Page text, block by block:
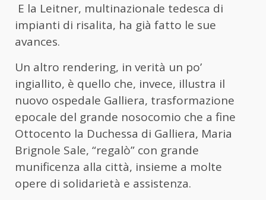
E la Leitner, multinazionale tedesca di
impianti di risalita, ha già fatto le sue
avances.
Un altro rendering, in verità un po’
ingiallito, è quello che, invece, illustra il
nuovo ospedale Galliera, trasformazione
epocale del grande nosocomio che a fine
Ottocento la Duchessa di Galliera, Maria
Brignole Sale, “regalò” con grande
munificenza alla città, insieme a molte
opere di solidarietà e assistenza.